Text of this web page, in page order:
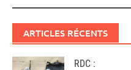
ARTICLES RÉCENTS
RDC :